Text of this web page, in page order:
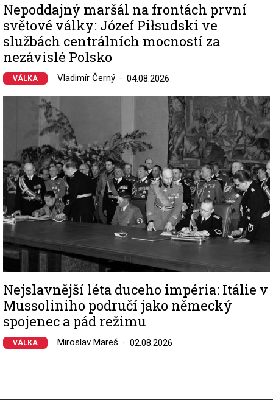
Nepoddajný maršál na frontách první
světové války: Józef Piłsudski ve
službách centrálních mocností za
nezávislé Polsko
VÁLKA Vladimír Černý 04.08.2026
Nejslavnější léta duceho impéria: Itálie v
Mussoliniho područí jako německý
spojenec a pád režimu
VÁLKA Miroslav Mareš 02.08.2026